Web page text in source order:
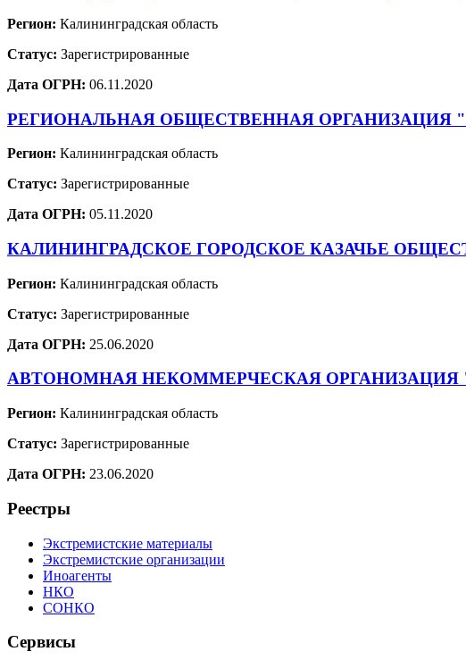
Регион: Калининградская область
Статус: Зарегистрированные
Дата ОГРН: 06.11.2020
РЕГИОНАЛЬНАЯ ОБЩЕСТВЕННАЯ
Регион: Калининградская область
Статус: Зарегистрированные
Дата ОГРН: 05.11.2020
КАЛИНИНГРАДСКОЕ ГОРОДСКОЕ КАЗАЧЬЕ
Регион: Калининградская область
Статус: Зарегистрированные
Дата ОГРН: 25.06.2020
АВТОНОМНАЯ НЕКОММЕРЧЕСКАЯ
Регион: Калининградская область
Статус: Зарегистрированные
Дата ОГРН: 23.06.2020
Реестры
Экстремистские материалы
Экстремистские организации
Иноагенты
НКО
СОНКО
Сервисы